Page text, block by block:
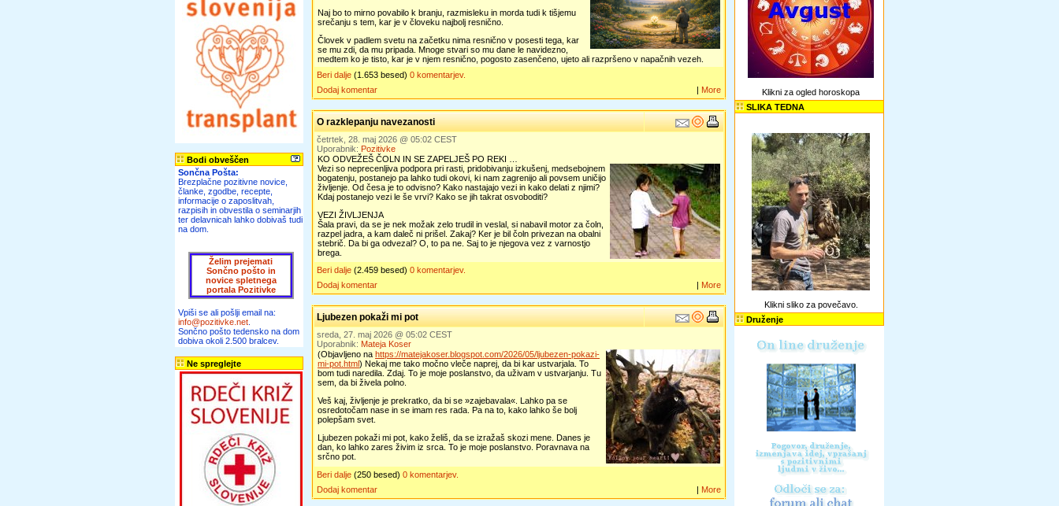
Bodi obveščen
Sončna Pošta:
Brezplačne pozitivne novice,
članke, zgodbe, recepte,
informacije o zaposlitvah,
razpisih in obvestila o seminarjih
ter delavnicah lahko dobivaš tudi
na dom.
Želim prejemati
Sončno pošto in
novice spletnega
portala Pozitivke
Vpiši se ali pošlji email na:
info@pozitivke.net
Sončno pošto tedensko na dom
dobiva okoli 2.500 bralcev.
Ne spreglejte
Naj bo to mirno povabilo k branju, razmisleku in morda tudi k tišjemu
srečanju s tem, kar je v človeku najbolj resnično.
Človek v padlem svetu na začetku nima resnično v posesti tega, kar
se mu zdi, da mu pripada. Mnoge stvari so mu dane le navidezno,
medtem ko je tisto, kar je v njem resnično, pogosto zasenčeno, ujeto ali razpršeno v napačnih vezeh.
Beri dalje (1.653 besed) 0 komentarjev.
Dodaj komentar
| More
O razklepanju navezanosti
četrtek, 28. maj 2026 @ 05:02 CEST
Uporabnik: Pozitivke
KO ODVEŽEŠ ČOLN IN SE ZAPELJEŠ PO REKI …
Vezi so neprecenljiva podpora pri rasti, pridobivanju izkušenj, medsebojnem
bogatenju, postanejo pa lahko tudi okovi, ki nam zagrenijo ali povsem uničijo
življenje. Od česa je to odvisno? Kako nastajajo vezi in kako delati z njimi?
Kdaj postanejo vezi le še vrvi? Kako se jih takrat osvoboditi?
VEZI ŽIVLJENJA
Šala pravi, da se je nek možak zelo trudil in veslal, si nabavil motor za čoln,
razpel jadra, a kam daleč ni prišel. Zakaj? Ker je bil čoln privezan na obalni
stebrič. Da bi ga odvezal? O, to pa ne. Saj to je njegova vez z varnostjo
brega.
Beri dalje (2.459 besed) 0 komentarjev.
Dodaj komentar
| More
Ljubezen pokaži mi pot
sreda, 27. maj 2026 @ 05:02 CEST
Uporabnik: Mateja Koser
(Objavljeno na https://matejakoser.blogspot.com/2026/05/ljubezen-pokazi-
mi-pot.html) Nekaj me tako močno vleče naprej, da bi kar ustvarjala. To
bom tudi naredila. Zdaj. To je moje poslanstvo, da uživam v ustvarjanju. Tu
sem, da bi živela polno.
Veš kaj, življenje je prekratko, da bi se »zajebavala«. Lahko pa se
osredotočam nase in se imam res rada. Pa na to, kako lahko še bolj
polepšam svet.
Ljubezen pokaži mi pot, kako želiš, da se izražaš skozi mene. Danes je
dan, ko lahko zares živim iz srca. To je moje poslanstvo. Poravnava na
srčno pot.
Beri dalje (250 besed) 0 komentarjev.
Dodaj komentar
| More
Klikni za ogled horoskopa
SLIKA TEDNA
Klikni sliko za povečavo.
Druženje